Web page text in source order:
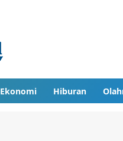
Ekonomi Hiburan